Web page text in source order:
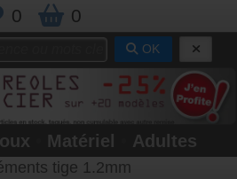
0 0
OK
Matériel Adultes
tige 1.2mm